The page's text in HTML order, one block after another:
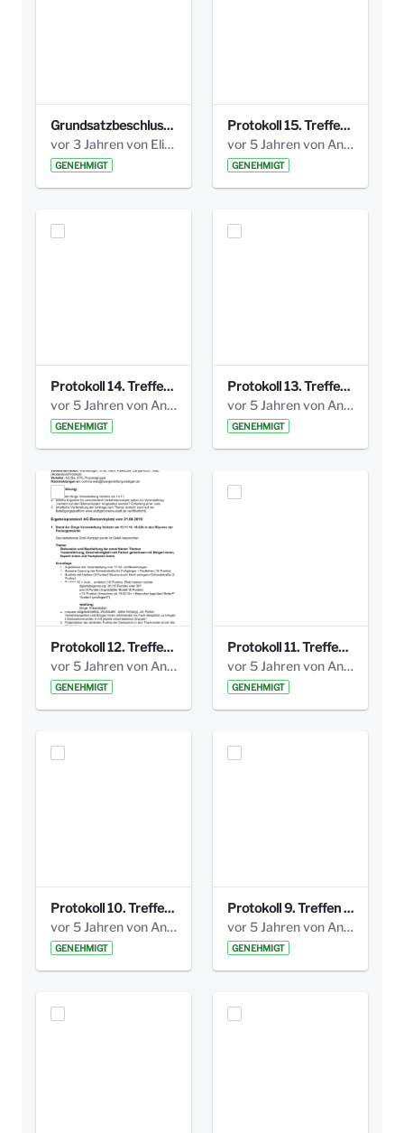
Grundsatzbeschluss Bismarckplatz_440_2021.pdf
vor 3 Jahren von Elisa Söll
GENEHMIGT
Protokoll 15. Treffen 20161006 AG Bismarckplatz.pdf
vor 5 Jahren von Anni Schlumberger
GENEHMIGT
Protokoll 14. Treffen 20160613 AG Bismarckplatz.pdf
vor 5 Jahren von Anni Schlumberger
GENEHMIGT
Protokoll 13. Treffen 20151130 AG Bismarckplatz.pdf
vor 5 Jahren von Anni Schlumberger
GENEHMIGT
Protokoll 12. Treffen 20150921 AG Bismarckplatz.pdf
vor 5 Jahren von Anni Schlumberger
GENEHMIGT
Protokoll 11. Treffen 20150901 AG Bismarckplatz.pdf
vor 5 Jahren von Anni Schlumberger
GENEHMIGT
Protokoll 10. Treffen 20150720 AG Bismarckplatz.pdf
vor 5 Jahren von Anni Schlumberger
GENEHMIGT
Protokoll 9. Treffen 20150528 AG Bismarckplatz.pdf
vor 5 Jahren von Anni Schlumberger
GENEHMIGT